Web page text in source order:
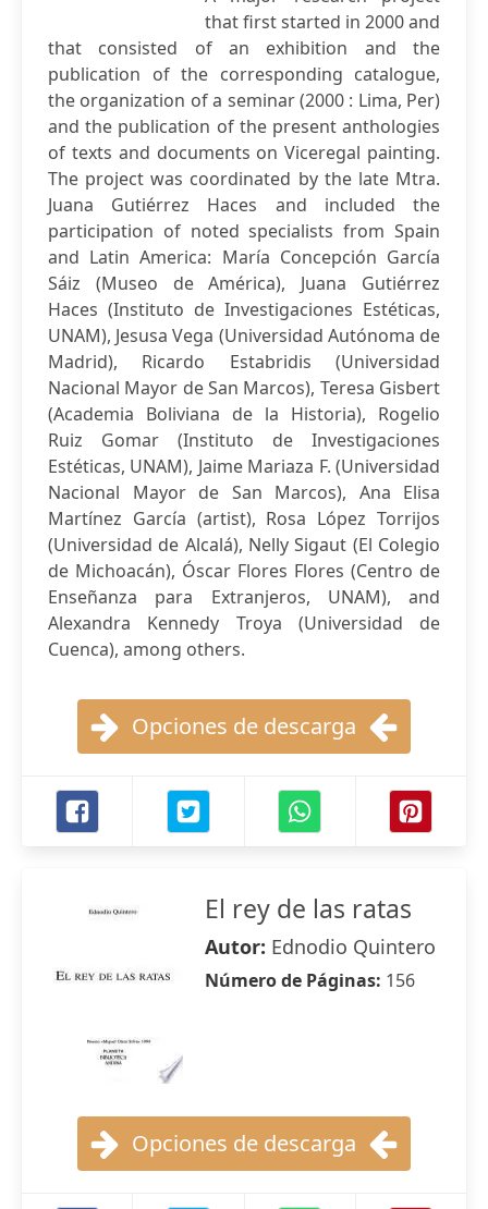
that first started in 2000 and
that consisted of an exhibition and the
publication of the corresponding catalogue,
the organization of a seminar (2000 : Lima, Per)
and the publication of the present anthologies
of texts and documents on Viceregal painting.
The project was coordinated by the late Mtra.
Juana Gutiérrez Haces and included the
participation of noted specialists from Spain
and Latin America: María Concepción García
Sáiz (Museo de América), Juana Gutiérrez
Haces (Instituto de Investigaciones Estéticas,
UNAM), Jesusa Vega (Universidad Autónoma de
Madrid), Ricardo Estabridis (Universidad
Nacional Mayor de San Marcos), Teresa Gisbert
(Academia Boliviana de la Historia), Rogelio
Ruiz Gomar (Instituto de Investigaciones
Estéticas, UNAM), Jaime Mariaza F. (Universidad
Nacional Mayor de San Marcos), Ana Elisa
Martínez García (artist), Rosa López Torrijos
(Universidad de Alcalá), Nelly Sigaut (El Colegio
de Michoacán), Óscar Flores Flores (Centro de
Enseñanza para Extranjeros, UNAM), and
Alexandra Kennedy Troya (Universidad de
Cuenca), among others.
Opciones de descarga
El rey de las ratas
Autor: Ednodio Quintero
Número de Páginas: 156
Opciones de descarga